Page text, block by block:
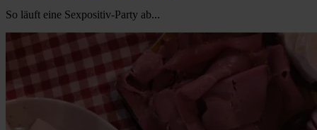
So läuft eine Sexpositiv-Party ab...